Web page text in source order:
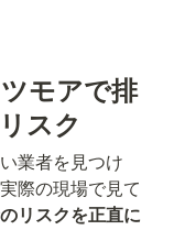
モアで排
スク
業者を見つけ
際の現場で見て
リスクを正直に